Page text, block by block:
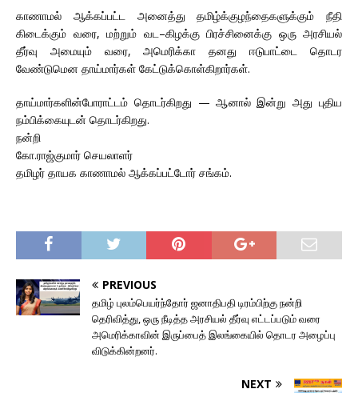
காணாமல் ஆக்கப்பட்ட அனைத்து தமிழ்க்குழந்தைகளுக்கும் நீதி
கிடைக்கும் வரை, மற்றும் வட–கிழக்கு பிரச்சினைக்கு ஒரு அரசியல்
தீர்வு அமையும் வரை, அமெரிக்கா தனது ஈடுபாட்டை தொடர
வேண்டுமென தாய்மார்கள் கேட்டுக்கொள்கிறார்கள்.
தாய்மார்களின்போராட்டம் தொடர்கிறது — ஆனால் இன்று அது புதிய
நம்பிக்கையுடன் தொடர்கிறது.
நன்றி
கோ.ராஜ்குமார் செயலாளர்
தமிழர் தாயக காணாமல் ஆக்கப்பட்டோர் சங்கம்.
PREVIOUS
தமிழ் புலம்பெயர்ந்தோர் ஜனாதிபதி டிரம்பிற்கு நன்றி
தெரிவித்து, ஒரு நீடித்த அரசியல் தீர்வு எட்டப்படும் வரை
அமெரிக்காவின் இருப்பைத் இலங்கையில் தொடர அழைப்பு
விடுக்கின்றனர்.
NEXT